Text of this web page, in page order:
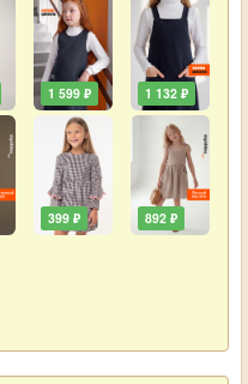
1 599 ₽
399 ₽
1 132 ₽
892 ₽